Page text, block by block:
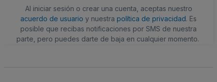
Al iniciar sesión o crear una cuenta, aceptas nuestro
acuerdo de usuario y nuestra política de privacidad. Es
posible que recibas notificaciones por SMS de nuestra
parte, pero puedes darte de baja en cualquier momento.